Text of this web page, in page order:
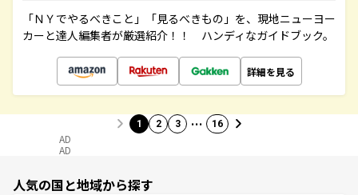
「ＮＹでやるべきこと」「見るべきもの」を、現地ニューヨー
カーと達人編集者が厳選紹介！！ ハンディなガイドブック。
詳細を見る
1 2 3 … 16
AD
AD
人気の国と地域から探す